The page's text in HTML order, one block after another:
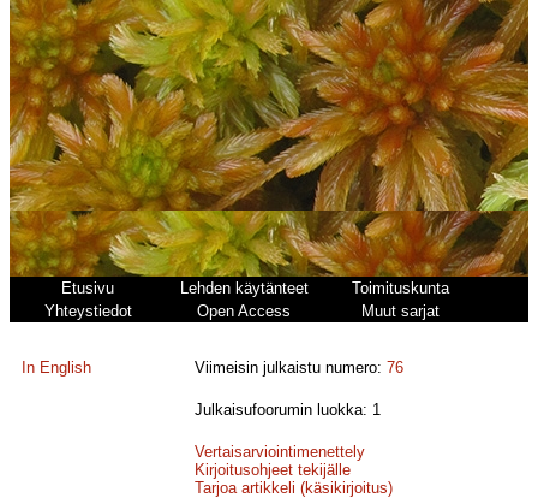
Etusivu Lehden käytänteet
Toimituskunta
Yhteystiedot
Open Access Muut sarjat
In English Viimeisin julkaistu numero:76
Julkaisufoorumin luokka: 1
Vertaisarviointimenettely
Kirjoitusohjeet tekijälle
Tarjoa artikkeli (käsikirjoitus)